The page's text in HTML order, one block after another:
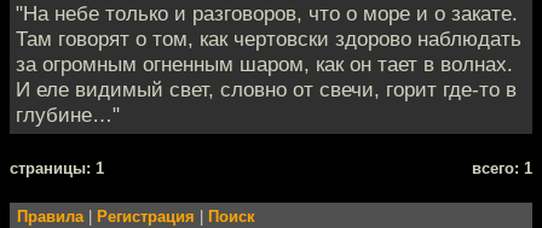
"На небе только и разговоров, что о море и о закате.
Там говорят о том, как чертовски здорово наблюдать
за огромным огненным шаром, как он тает в волнах.
И еле видимый свет, словно от свечи, горит где-то в
глубине…"
cтраницы: 1 всего: 1
Правила| Регистрация Поиск